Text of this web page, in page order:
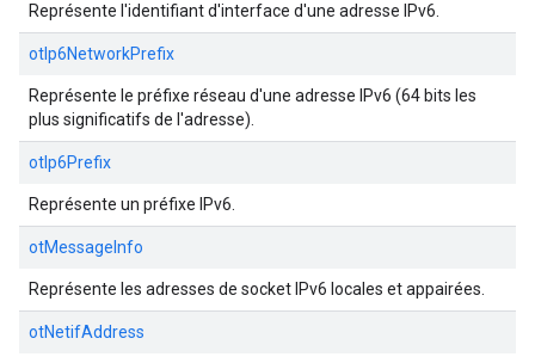
Représente l'identifiant d'interface d'une adresse IPv6.
otIp6NetworkPrefix
Représente le préfixe réseau d'une adresse IPv6 (64 bits les
plus significatifs de l'adresse).
otIp6Prefix
Représente un préfixe IPv6.
otMessageInfo
Représente les adresses de socket IPv6 locales et appairées.
otNetifAddress